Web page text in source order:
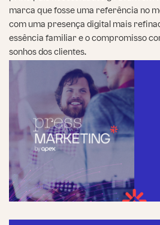
marca que fosse uma referência no
com uma presença digital mais
essência familiar e o compromisso
sonhos dos clientes.